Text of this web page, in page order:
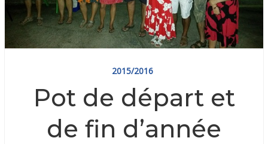
2015/2016
Pot de départ et
de fin d’année